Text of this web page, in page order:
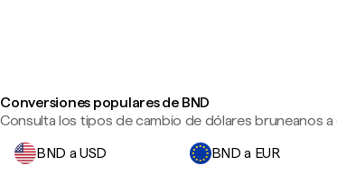
Conversiones populares de BND
Consulta los tipos de cambio de dólares bruneanos
BND a USD
BND a EUR